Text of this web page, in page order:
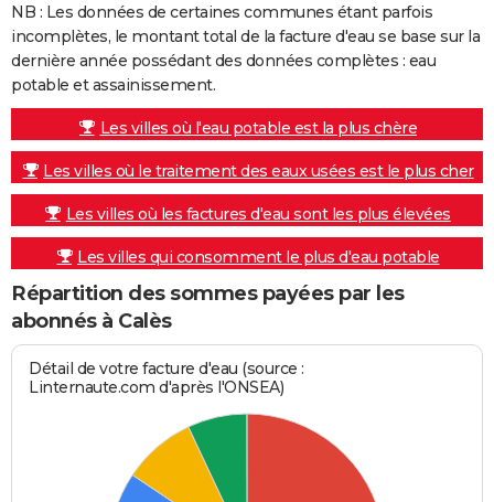
NB : Les données de certaines communes étant parfois
incomplètes, le montant total de la facture d'eau se base sur la
dernière année possédant des données complètes : eau
potable et assainissement.
Les villes où l'eau potable est la plus chère
Les villes où le traitement des eaux usées est le plus cher
Les villes où les factures d'eau sont les plus élevées
Les villes qui consomment le plus d'eau potable
Répartition des sommes payées par les
abonnés à Calès
Détail de votre facture d'eau (source :
Linternaute.com d'après l'ONSEA)